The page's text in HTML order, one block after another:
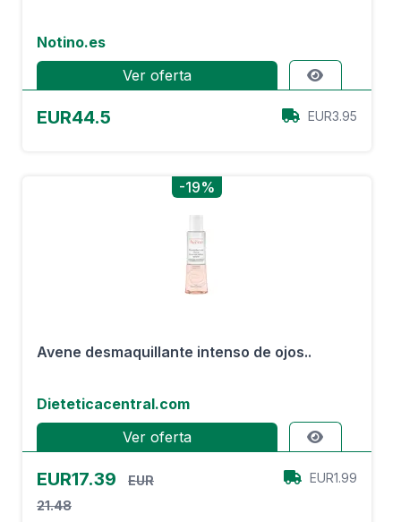
Notino.es
Ver oferta
EUR44.5 EUR3.95
-19%
Avene desmaquillante intenso de ojos..
Dieteticacentral.com
Ver oferta
EUR17.39
EUR
21.48
EUR1.99